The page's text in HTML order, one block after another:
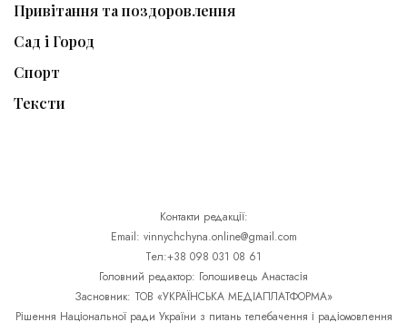
Привітання та поздоровлення
Сад і Город
Спорт
Тексти
Контакти редакції:
Email: vinnychchyna.online@gmail.com
Тел:+38 098 031 08 61
Головний редактор: Голошивець Анастасія
Засновник: ТОВ «УКРАЇНСЬКА МЕДІАПЛАТФОРМА»
Рішення Національної ради України з питань телебачення і радіомовлення